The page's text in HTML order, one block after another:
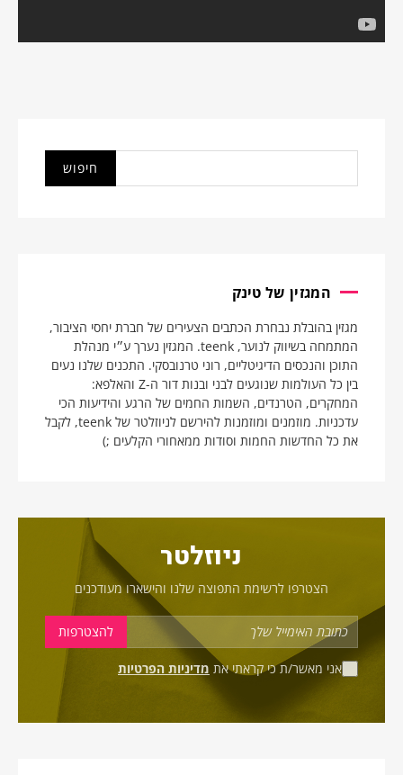
המגזין של טינק
מגזין בהובלת נבחרת הכתבים הצעירים של חברת יחסי הציבור,
המתמחה בשיווק לנוער, teenk. המגזין נערך ע״י מנהלת
התוכן והנכסים הדיגיטליים, רוני טרנובסקי. התכנים שלנו נעים
בין כל העולמות שנוגעים לבני ובנות דור ה-Z והאלפא:
המחקרים, הטרנדים, השמות החמים של הרגע והידיעות הכי
עדכניות. מוזמנים ומוזמנות להירשם לניוזלטר של teenk, לקבל
את כל החדשות החמות וסודות ממאחורי הקלעים ;)
ניוזלטר
הצטרפו לרשימת התפוצה שלנו והישארו מעודכנים
אני מאשר/ת כי קראתי את מדיניות הפרטיות